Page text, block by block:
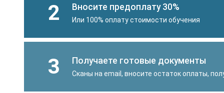
2 Вносите предоплату 30%
Или 100% оплату стоимости обучения
3 Получаете готовые документы
Сканы на email, вносите остаток оплаты,